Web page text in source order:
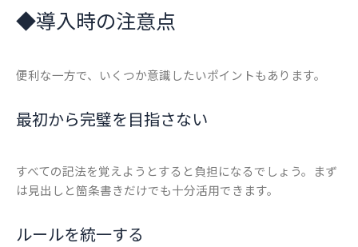
◆導入時の注意点
便利な一方で、いくつか意識したいポイントもあります。
最初から完璧を目指さない
すべての記法を覚えようとすると負担になるでしょう。まず
は見出しと箇条書きだけでも十分活用できます。
ルールを統一する